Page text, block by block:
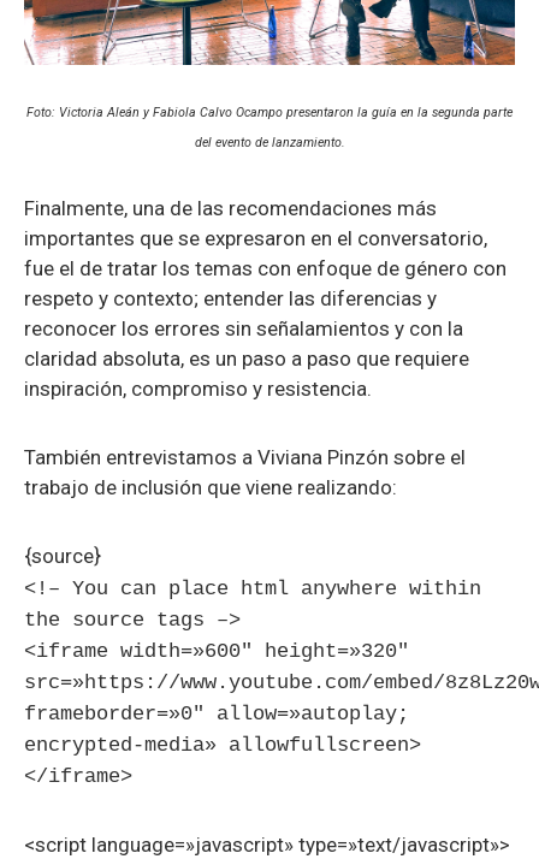
Foto: Victoria Aleán y Fabiola Calvo Ocampo presentaron la guía en la segunda parte
del evento de lanzamiento.
Finalmente, una de las recomendaciones más
importantes que se expresaron en el conversatorio,
fue el de tratar los temas con enfoque de género con
respeto y contexto; entender las diferencias y
reconocer los errores sin señalamientos y con la
claridad absoluta, es un paso a paso que requiere
inspiración, compromiso y resistencia.
También entrevistamos a Viviana Pinzón sobre el
trabajo de inclusión que viene realizando:
{source}
<!– You can place html anywhere within
the source tags –>
<iframe width=»600″ height=»320″
src=»https://www.youtube.com/embed/
frameborder=»0″ allow=»autoplay;
encrypted-media» allowfullscreen>
</iframe>
<script language=»javascript» type=»text/javascript»>